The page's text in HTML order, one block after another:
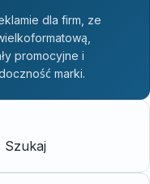
dla firm, ze
promocyjne i
marki.
Szukaj